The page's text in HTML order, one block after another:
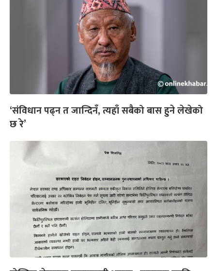
‘संविधान पढ्न त जान्दिनँ, त्यहाँ सबैको बास हुने लेखेको
छ रे’